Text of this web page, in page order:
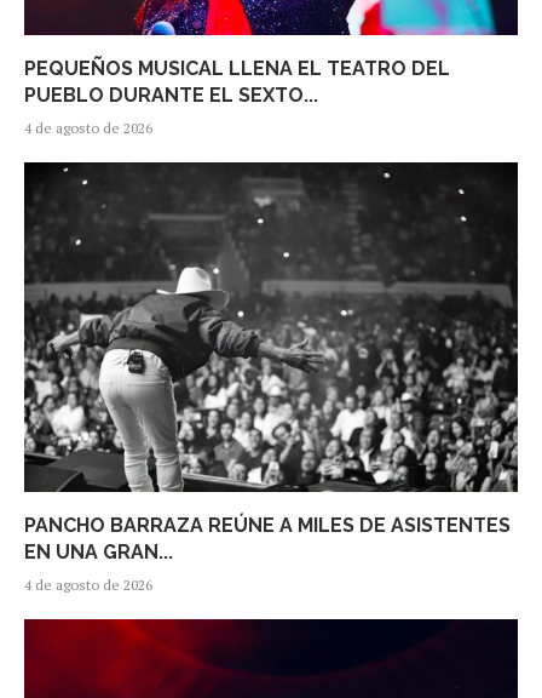
PEQUEÑOS MUSICAL LLENA EL TEATRO DEL
PUEBLO DURANTE EL SEXTO...
4 de agosto de 2026
PANCHO BARRAZA REÚNE A MILES DE ASISTENTES
EN UNA GRAN...
4 de agosto de 2026